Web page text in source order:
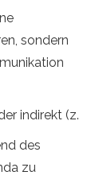
sondern
indirekt (z.
des
zu